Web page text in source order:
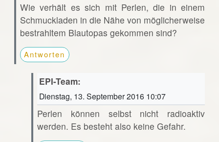
Wie verhält es sich mit Perlen, die in einem
Schmuckladen in die Nähe von möglicherweise
bestrahltem Blautopas gekommen sind?
Antworten
EPI-Team:
Dienstag, 13. September 2016 10:07
Perlen können selbst nicht radioaktiv
werden. Es besteht also keine Gefahr.